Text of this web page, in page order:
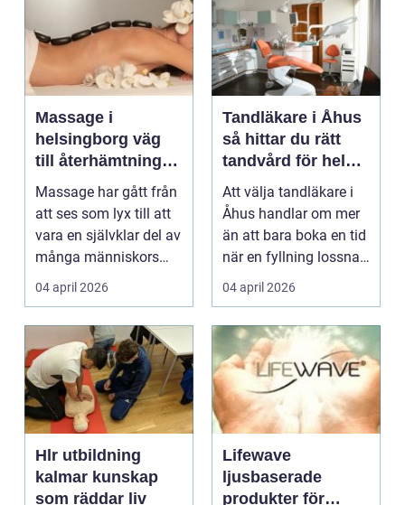
Massage i
helsingborg väg
till återhämtning
och hållbar hälsa
Massage har gått från
att ses som lyx till att
vara en självklar del av
många människors
friskvård. ...
04 april 2026
Tandläkare i Åhus
så hittar du rätt
tandvård för hela
familjen
Att välja tandläkare i
Åhus handlar om mer
än att bara boka en tid
när en fyllning lossnar
eller en ...
04 april 2026
Hlr utbildning
kalmar kunskap
som räddar liv
Lifewave
ljusbaserade
produkter för